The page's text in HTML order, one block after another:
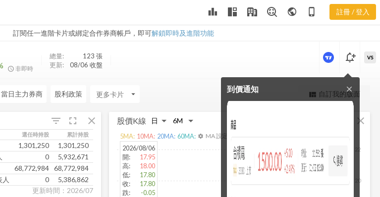
leaderboard public phone_iphone 註冊 / 登入
訂閱任一進階卡片或綁定合作券商帳戶，即可解鎖即時及進階功能
股
非即時
總量: 123 張
更新:
08/06 收盤
更強大的進階價量圖表
notification_add
到價通知 close
VS
當日主力券商 股利政策 arrow_drop_down view_quilt 自訂我的版面
fullscreen close
filter_list
選任時持股 累計持股 關係人持股
1,301,250 1,301,250
0
0 5,932,671
1,301,250
68,772,984 68,772,984
0
0 5,386,862
1,426,100
更新時間：2026/07
股價K線 close
20
22
2026/08/06
開:
17.95
高:
18.00
低:
17.80
收:
17.80
跌:
-0.05
5MA: 10MA: 20MA: 60MA: settings MA 設定